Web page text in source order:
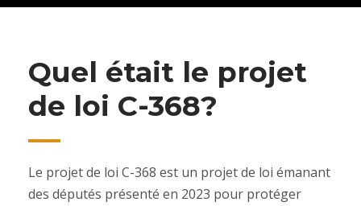
Quel était le projet
de loi C-368?
Le projet de loi C-368 est un projet de loi émanant
des députés présenté en 2023 pour protéger